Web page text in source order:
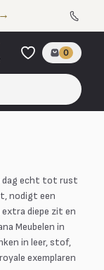
→
0
dag echt tot rust
nodigt een
diepe zit en
Meubelen in
in leer, stof,
exemplaren